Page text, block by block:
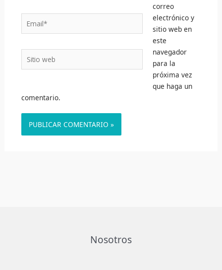
correo
electrónico y
sitio web en
este
navegador
para la
próxima vez
que haga un
comentario.
Nosotros